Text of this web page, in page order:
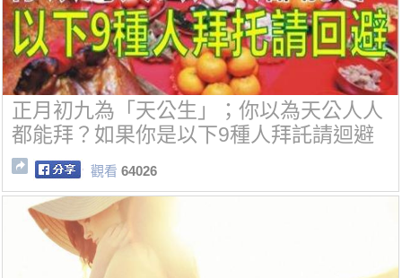
正月初九為「天公生」；你以為天公人人
都能拜？如果你是以下9種人拜託請迴避
觀看 64026